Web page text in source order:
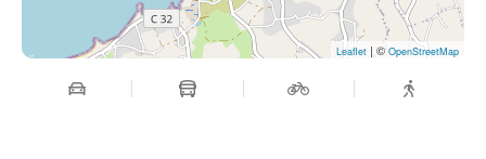
Leaflet | © OpenStreetMap